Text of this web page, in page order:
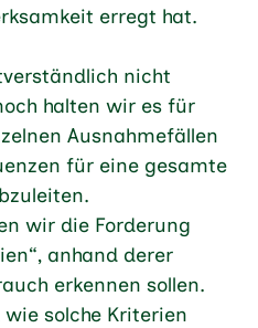
erregt hat.
nicht
halten wir es für
Ausnahmefällen
für eine gesamte
wir die Forderung
anhand derer
erkennen sollen.
solche Kriterien